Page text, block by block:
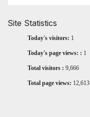
Site Statistics
Today's visitors: 1
Today's page views: : 1
Total visitors : 9,666
Total page views: 12,613